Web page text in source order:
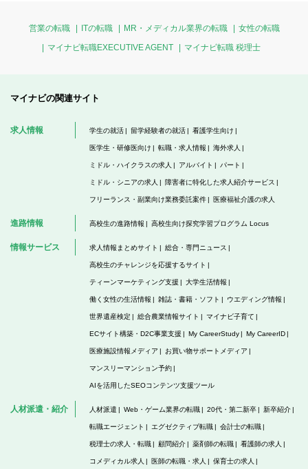
営業の転職 ITの転職 MR・メディカル業界の転職
女性の転職
マイナビ転職EXECUTIVE AGENT
マイナビ転職 税理士
マイナビの関連サイト
求人情報 学生の就活 留学経験者の就活 看護学生向け
医学生・研修医向け 転職・求人情報 海外求人
ミドル・ハイクラスの求人 アルバイト パート
ミドル・シニアの求人 障害者に特化した求人紹介サービス
フリーランス・副業向け業務委託案件 医療福祉介護の求人
進路情報 高校生の進路情報 高校生向け探究学習プログラム Locus
情報サービス 求人情報まとめサイト 総合・専門ニュース
高校生のチャレンジを応援するサイト
ティーンマーケティング支援 大学生活情報
働く女性の生活情報 雑誌・書籍・ソフト ウエディング情報
世界遺産検定 総合農業情報サイト マイナビ子育て
ECサイト構築・D2C事業支援 My CareerStudy My CareerID
医療施設情報メディア お買い物サポートメディア
マンスリーマンション予約
AIを活用したSEOコンテンツ支援ツール
人材派遣・紹介 人材派遣 Web・ゲーム業界の転職 20代・第二新卒 新卒紹介
転職エージェント エグゼクティブ転職 会計士の転職
税理士の求人・転職 顧問紹介 薬剤師の転職 看護師の求人
コメディカル求人 医師の転職・求人 保育士の求人